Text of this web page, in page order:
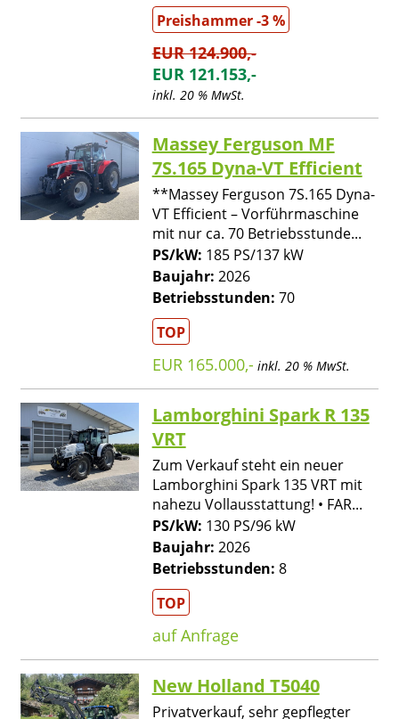
Preishammer -3 %
EUR 124.900,-
EUR 121.153,-
inkl. 20 % MwSt.
Massey Ferguson MF
7S.165 Dyna-VT Efficient
**Massey Ferguson 7S.165 Dyna-
VT Efficient – Vorführmaschine
mit nur ca. 70 Betriebsstunde...
PS/kW: 185 PS/137 kW
Baujahr: 2026
Betriebsstunden: 70
TOP
EUR 165.000,- inkl. 20 % MwSt.
Lamborghini Spark R 135
VRT
Zum Verkauf steht ein neuer
Lamborghini Spark 135 VRT mit
nahezu Vollausstattung! • FAR...
PS/kW: 130 PS/96 kW
Baujahr: 2026
Betriebsstunden: 8
TOP
auf Anfrage
New Holland T5040
Privatverkauf, sehr gepflegter